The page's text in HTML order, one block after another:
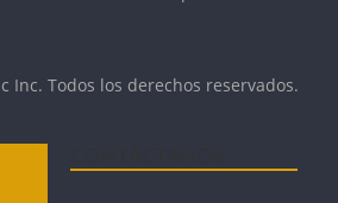
Inc. Todos los derechos reservados.